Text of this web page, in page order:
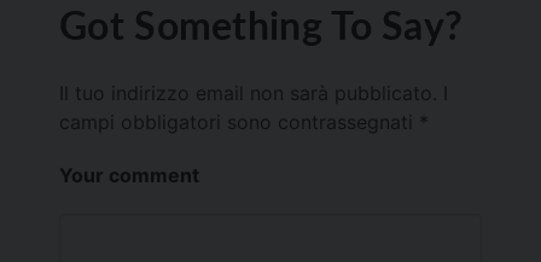
Got Something To Say?
Il tuo indirizzo email non sarà pubblicato.
campi obbligatori sono contrassegnati *
Your comment